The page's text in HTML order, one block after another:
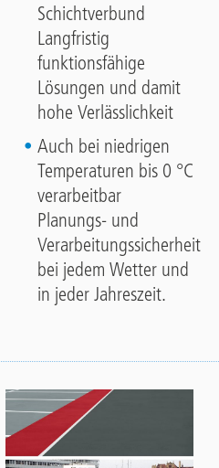
Schichtverbund
Langfristig
funktionsfähige
Lösungen und damit
hohe Verlässlichkeit
Auch bei niedrigen
Temperaturen bis 0 °C
verarbeitbar
Planungs- und
Verarbeitungssicherheit
bei jedem Wetter und
in jeder Jahreszeit.